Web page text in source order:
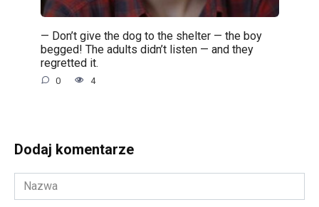
— Don’t give the dog to the shelter — the boy
begged! The adults didn’t listen — and they
regretted it.
0 4
Dodaj komentarze
Nazwa
*